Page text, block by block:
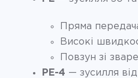
Пряма
Високі
Повзун зі
PE-4 — зусилля